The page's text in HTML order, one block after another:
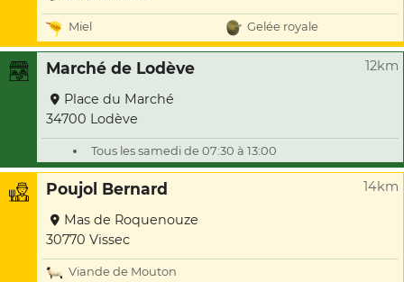
Miel Gelée royale
Marché de Lodève 12km
Place du Marché
34700 Lodève
Tous les samedi de 07:30 à 13:00
Poujol Bernard 14km
Mas de Roquenouze
30770 Vissec
Viande de Mouton